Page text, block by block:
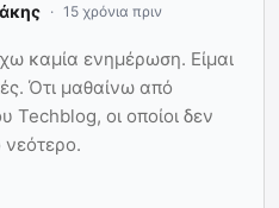
15 χρόνια πριν
καμία ενημέρωση. Είμαι
Ότι μαθαίνω από
Techblog, οι οποίοι δεν